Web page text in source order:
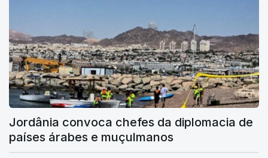
Jordânia convoca chefes da diplomacia de
países árabes e muçulmanos